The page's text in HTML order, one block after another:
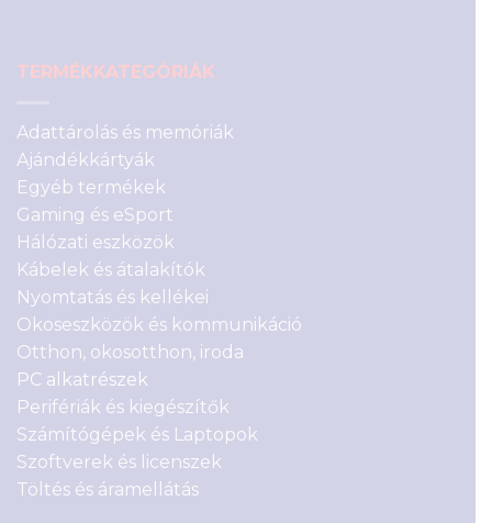
TERMÉKKATEGÓRIÁK
Adattárolás és memóriák
Ajándékkártyák
Egyéb termékek
Gaming és eSport
Hálózati eszközök
Kábelek és átalakítók
Nyomtatás és kellékei
Okoseszközök és kommunikáció
Otthon, okosotthon, iroda
PC alkatrészek
Perifériák és kiegészítők
Számítógépek és Laptopok
Szoftverek és licenszek
Töltés és áramellátás